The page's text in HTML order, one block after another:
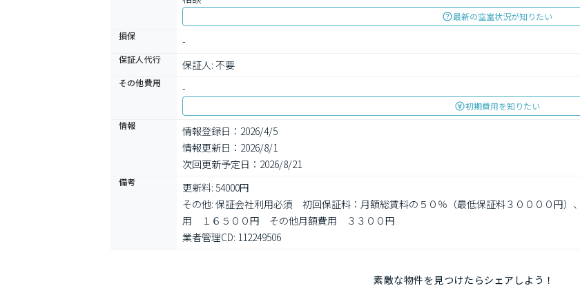
最新の空室状況が知りたい
損保
-
保証人代行 保証人: 不要
その他費用 -
初期費用を知りたい
情報
情報登録日：2026/4/5
情報更新日：2026/8/1
次回更新予定日：2026/8/21
備考
更新料: 54000円
その他: 保証会社利用必須　初回保証料：月額総賃料の５０％（最低保証料３００００円
用　１６５００円　その他月額費用　３３００円
業者管理CD: 112249506
素敵な物件を見つけたらシェアしよう！